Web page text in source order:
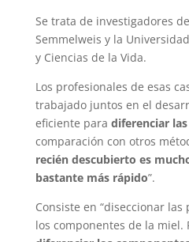
Se trata de investigadores
Semmelweis y la
y Ciencias de la Vida.
Los profesionales de esas
trabajado juntos en el
eficiente para diferenciar
comparación con otros
recién descubierto es
bastante más rápido”.
Consiste en “diseccionar
los componentes de la miel.